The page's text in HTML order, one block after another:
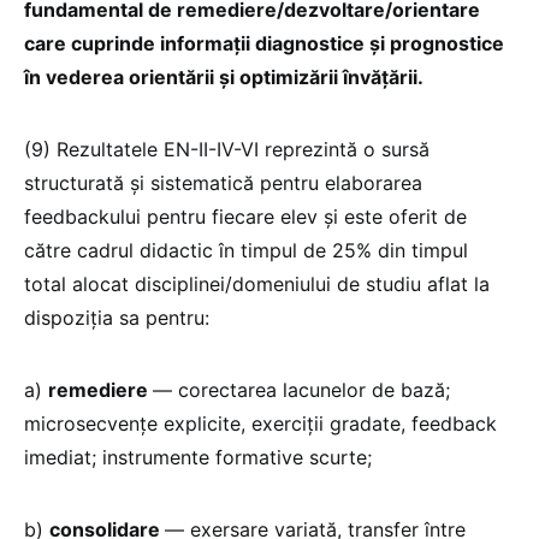
fundamental de remediere/dezvoltare/orientare
care cuprinde informații diagnostice și prognostice
în vederea orientării și optimizării învățării.
(9) Rezultatele EN-II-IV-VI reprezintă o sursă
structurată și sistematică pentru elaborarea
feedbackului pentru fiecare elev și este oferit de
către cadrul didactic în timpul de 25% din timpul
total alocat disciplinei/domeniului de studiu aflat la
dispoziția sa pentru:
a) remediere — corectarea lacunelor de bază;
microsecvențe explicite, exerciții gradate, feedback
imediat; instrumente formative scurte;
b) consolidare — exersare variată, transfer între